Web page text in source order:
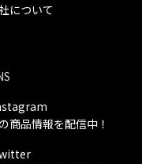
について
商品情報を配信中！